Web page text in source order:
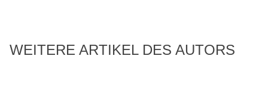
WEITERE ARTIKEL DES AUTORS